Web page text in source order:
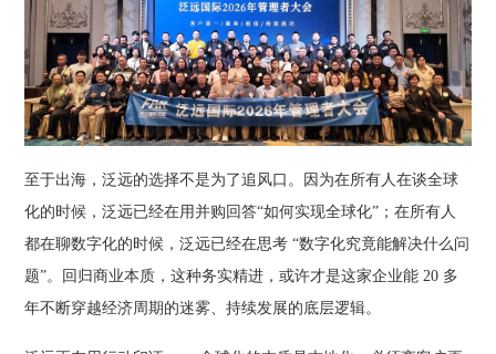
至于出海，泛远的选择不是为了追风口。因为在所有人在谈全球
化的时候，泛远已经在用并购回答“如何实现全球化”；在所有人
都在聊数字化的时候，泛远已经在思考 “数字化究竟能解决什么问
题”。回归商业本质，这种务实精进，或许才是这家企业能 20 多
年不断穿越经济周期的迷雾、持续发展的底层逻辑。